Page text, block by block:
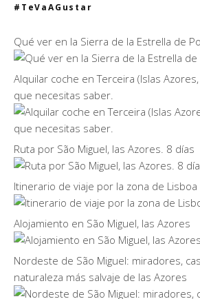
#TeVaAGustar
Qué ver en la Sierra de la Estrella de
Alquilar coche en Terceira (Islas
que necesitas saber.
Ruta por São Miguel, las Azores. 8 días
Itinerario de viaje por la zona de Lisboa
Alojamiento en São Miguel, las Azores
Nordeste de São Miguel: miradores,
naturaleza más salvaje de las Azores